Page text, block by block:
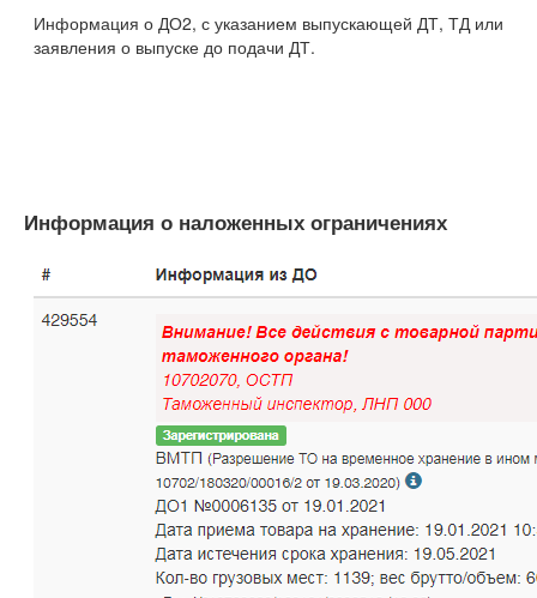
Информация о ДО2, с указанием выпускающей ДТ, ТД или
заявления о выпуске до подачи ДТ.
Информация о наложенных ограничениях